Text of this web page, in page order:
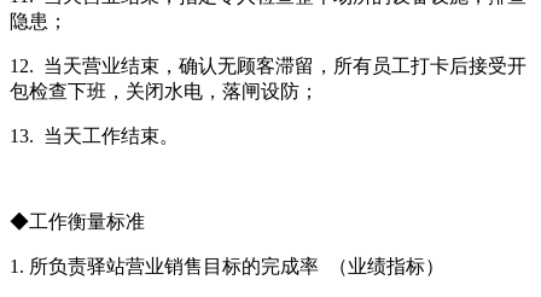
隐患；
12. 当天营业结束，确认无顾客滞留，所有员工打卡后接受开
包检查下班，关闭水电，落闸设防；
13. 当天工作结束。
◆工作衡量标准
1. 所负责驿站营业销售目标的完成率 （业绩指标）